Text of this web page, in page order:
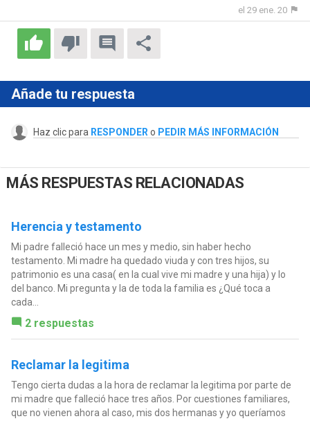
el 29 ene. 20
Añade tu respuesta
Haz clic para RESPONDER o PEDIR MÁS INFORMACIÓN
MÁS RESPUESTAS RELACIONADAS
Herencia y testamento
Mi padre falleció hace un mes y medio, sin haber hecho
testamento. Mi madre ha quedado viuda y con tres hijos, su
patrimonio es una casa( en la cual vive mi madre y una hija) y lo
del banco. Mi pregunta y la de toda la familia es ¿Qué toca a
cada...
2 respuestas
Reclamar la legitima
Tengo cierta dudas a la hora de reclamar la legitima por parte de
mi madre que falleció hace tres años. Por cuestiones familiares,
que no vienen ahora al caso, mis dos hermanas y yo queríamos